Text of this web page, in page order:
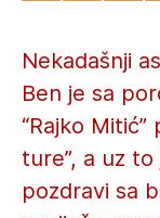
Nekadašnji
Ben je sa
“Rajko
ture”, a uz
pozdravi sa